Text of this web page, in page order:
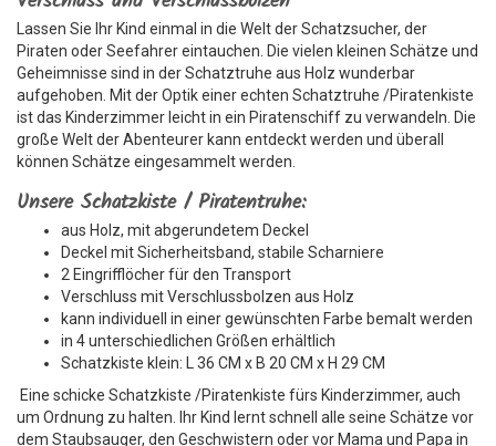
Lassen Sie Ihr Kind einmal in die Welt der Schatzsucher, der
Piraten oder Seefahrer eintauchen. Die vielen kleinen Schätze und
Geheimnisse sind in der Schatztruhe aus Holz wunderbar
aufgehoben. Mit der Optik einer echten Schatztruhe /Piratenkiste
ist das Kinderzimmer leicht in ein Piratenschiff zu verwandeln. Die
große Welt der Abenteurer kann entdeckt werden und überall
können Schätze eingesammelt werden.
Unsere Schatzkiste / Piratentruhe:
aus Holz, mit abgerundetem Deckel
Deckel mit Sicherheitsband, stabile Scharniere
2 Eingrifflöcher für den Transport
Verschluss mit Verschlussbolzen aus Holz
kann individuell in einer gewünschten Farbe bemalt werden
in 4 unterschiedlichen Größen erhältlich
Schatzkiste klein: L 36 CM x B 20 CM x H 29 CM
Eine schicke Schatzkiste /Piratenkiste fürs Kinderzimmer, auch
um Ordnung zu halten. Ihr Kind lernt schnell alle seine Schätze vor
dem Staubsauger, den Geschwistern oder vor Mama und Papa in